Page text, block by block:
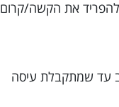
את הקשה/קרום
עד שמתקבלת עיסה